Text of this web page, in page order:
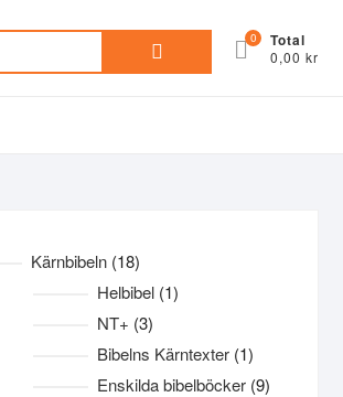
0 Total
0,00 kr
Kärnbibeln 1818
produkter
Helbibel 11
NT+ 33
produkter
Bibelns Kärntexter 11
produkt
Enskilda bibelböcker 99